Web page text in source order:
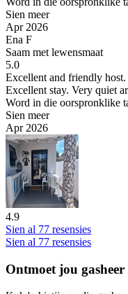
Sien meer
Apr 2026
Ena F
Saam met lewensmaat
5.0
Excellent and friendly
Excellent stay. Very quiet
Word in die oorspronklike
Sien meer
Apr 2026
4.9
Sien al 77 resensies
Sien al 77 resensies
Ontmoet jou gasheer